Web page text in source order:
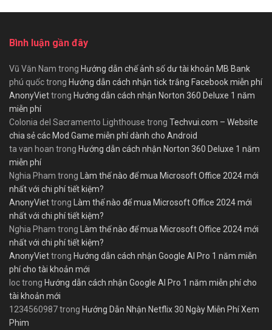
Bình luận gần đây
Vũ Văn Nam trong Hướng dẫn chế ảnh số dư tài khoản MB Bank
phú quốctrong Hướng dẫn cách nhận tick trắng Facebook miễn phí
AnonyViettrong Hướng dẫn cách nhận Norton 360 Deluxe 1 năm
miễn phí
Colonia del Sacramento Lighthouse trong Techvui.com – Website
chia sẻ các Mod Game miễn phí dành cho Android
ta van hoan trong Hướng dẫn cách nhận Norton 360 Deluxe 1 năm
miễn phí
Nghia Pham trong Làm thế nào để mua Microsoft Office 2024 mới
nhất với chi phí tiết kiệm?
AnonyViettrong Làm thế nào để mua Microsoft Office 2024 mới
nhất với chi phí tiết kiệm?
Nghia Pham trong Làm thế nào để mua Microsoft Office 2024 mới
nhất với chi phí tiết kiệm?
AnonyViettrong Hướng dẫn cách nhận Google AI Pro 1 năm miễn
phí cho tài khoản mới
loctrong Hướng dẫn cách nhận Google AI Pro 1 năm miễn phí cho
tài khoản mới
1234560987trong Hướng Dẫn Nhận Netflix 30 Ngày Miễn Phí Xem
Phim